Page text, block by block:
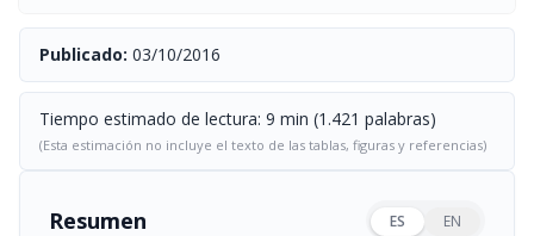
Publicado: 03/10/2016
Tiempo estimado de lectura: 9 min (1.421 palabras)
(Esta estimación no incluye el texto de las tablas, figuras y referencias)
Resumen ES EN